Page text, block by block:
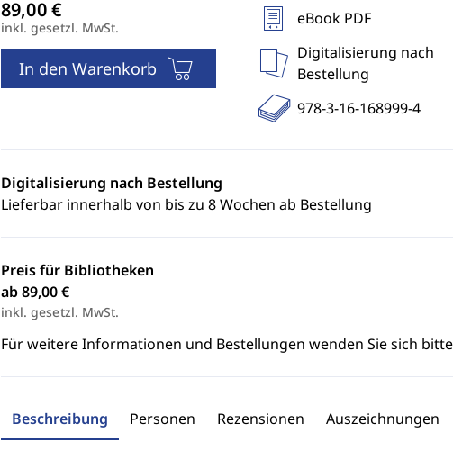
inkl. gesetzl. MwSt.
In den Warenkorb
eBook PDF
Digitalisierung nach
Bestellung
978-3-16-168999-4
Digitalisierung nach Bestellung
Lieferbar innerhalb von bis zu 8 Wochen ab Bestellung
Preis für Bibliotheken
ab 89,00 €
inkl. gesetzl. MwSt.
Für weitere Informationen und Bestellungen wenden Sie sich
Beschreibung Personen Rezensionen Auszeichnungen